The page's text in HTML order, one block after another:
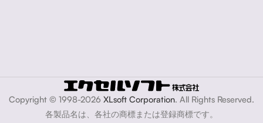
Copyright © 1998-2026 XLsoft Corporation. All Rights Reserved.
各製品名は、各社の商標または登録商標です。